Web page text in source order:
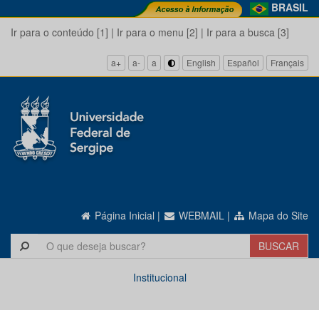
BRASIL
Ir para o conteúdo [1] | Ir para o menu [2] | Ir para a busca [3]
a+ a- a English Español Français
Página Inicial | WEBMAIL | Mapa do Site
Institucional